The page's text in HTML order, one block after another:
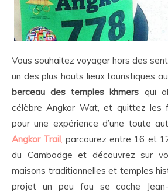
Vous souhaitez voyager hors des
un des plus hauts lieux touristiques
berceau des temples khmers qui
célèbre Angkor Wat, et quittez les
pour une expérience d’une toute
Angkor Trail, parcourez entre 16 et
du Cambodge et découvrez sur
maisons traditionnelles et temples
projet un peu fou se cache Jean-